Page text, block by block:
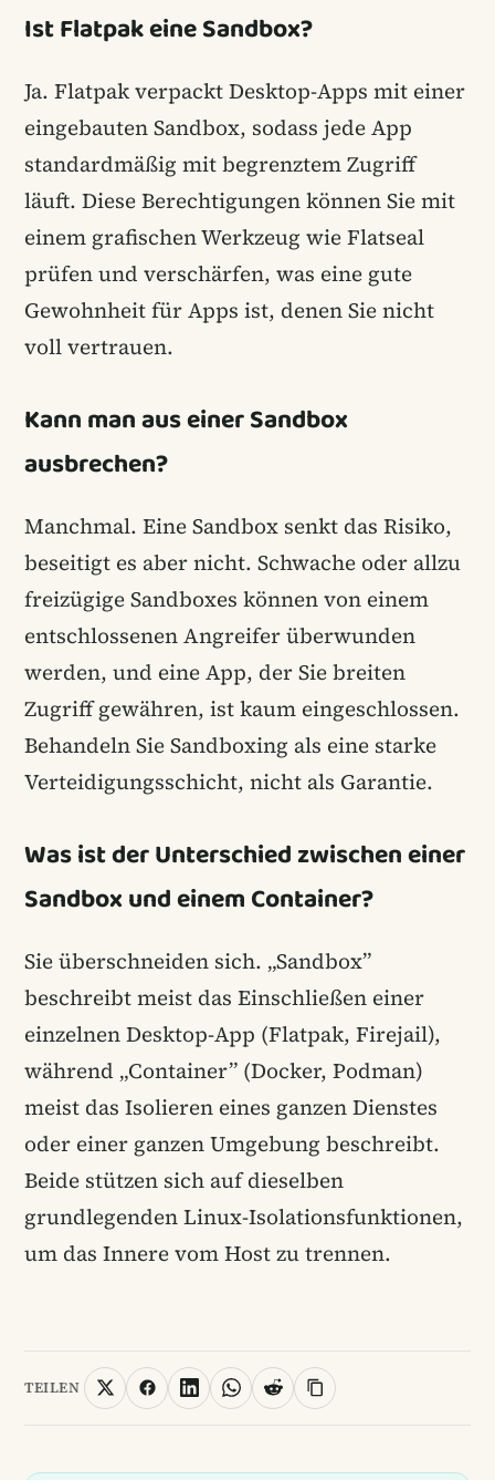
Ist Flatpak eine Sandbox?
Ja. Flatpak verpackt Desktop-Apps mit einer
eingebauten Sandbox, sodass jede App
standardmäßig mit begrenztem Zugriff
läuft. Diese Berechtigungen können Sie mit
einem grafischen Werkzeug wie Flatseal
prüfen und verschärfen, was eine gute
Gewohnheit für Apps ist, denen Sie nicht
voll vertrauen.
Kann man aus einer Sandbox
ausbrechen?
Manchmal. Eine Sandbox senkt das Risiko,
beseitigt es aber nicht. Schwache oder allzu
freizügige Sandboxes können von einem
entschlossenen Angreifer überwunden
werden, und eine App, der Sie breiten
Zugriff gewähren, ist kaum eingeschlossen.
Behandeln Sie Sandboxing als eine starke
Verteidigungsschicht, nicht als Garantie.
Was ist der Unterschied zwischen einer
Sandbox und einem Container?
Sie überschneiden sich. „Sandbox”
beschreibt meist das Einschließen einer
einzelnen Desktop-App (Flatpak, Firejail),
während „Container” (Docker, Podman)
meist das Isolieren eines ganzen Dienstes
oder einer ganzen Umgebung beschreibt.
Beide stützen sich auf dieselben
grundlegenden Linux-Isolationsfunktionen,
um das Innere vom Host zu trennen.
TEILEN